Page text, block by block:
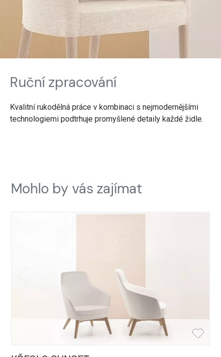
Ruční zpracování
Kvalitní rukodělná práce v kombinaci s nejmodernějšími
technologiemi podtrhuje promyšlené detaily každé židle.
Mohlo by vás zajímat